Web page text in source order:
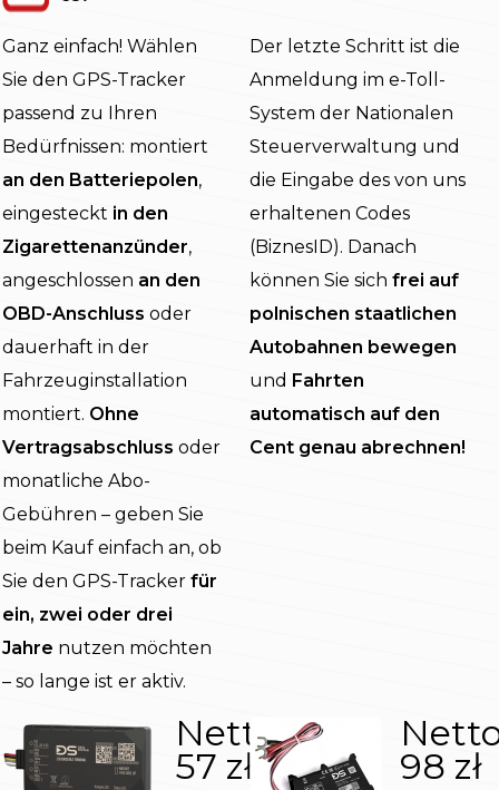
Ganz einfach! Wählen
Sie den GPS-Tracker
passend zu Ihren
Bedürfnissen: montiert
an den Batteriepolen,
eingesteckt in den
Zigarettenanzünder,
angeschlossen an den
OBD-Anschluss oder
dauerhaft in der
Fahrzeuginstallation
montiert. Ohne
Vertragsabschluss oder
monatliche Abo-
Gebühren – geben Sie
beim Kauf einfach an, ob
Sie den GPS-Tracker für
ein, zwei oder drei
Jahre nutzen möchten
– so lange ist er aktiv.
Der letzte Schritt ist die
Anmeldung im e-Toll-
System der Nationalen
Steuerverwaltung und
die Eingabe des von uns
erhaltenen Codes
(BiznesID). Danach
können Sie sich frei auf
polnischen staatlichen
Autobahnen bewegen
und Fahrten
automatisch auf den
Cent genau abrechnen!
Nettopreis:
57 zł 98 zł